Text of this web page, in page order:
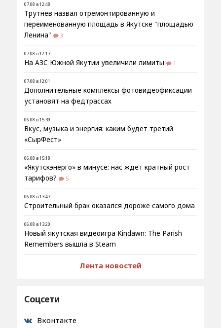
07.08 в 12:48
Трутнев назвал отремонтированную и
переименованную площадь в Якутске "площадью
Ленина"
3
07.08 в 12:17
На АЗС Южной Якутии увеличили лимиты 1
07.08 в 12:01
Дополнительные комплексы фотовидеофиксации
установят на федтрассах
06.08 в 15:39
Вкус, музыка и энергия: каким будет третий
«СырФест»
06.08 в 15:18
«Якутскэнерго» в минусе: нас ждёт кратный рост
тарифов?
5
06.08 в 13:47
Строительный брак оказался дороже самого дома
06.08 в 13:20
Новый якутская видеоигра Kindawn: The Parish
Remembers вышла в Steam
Лента новостей
Соцсети
Вконтакте